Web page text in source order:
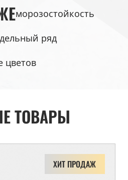
морозостойкость
ряд
цветов
ТОВАРЫ
ХИТ ПРОДАЖ